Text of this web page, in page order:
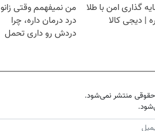
گذاری امن با طلا
| دیجی کالا
من نمیفهمم وقتی زانو
درد درمان داره، چرا
دردش رو داری تحمل
منتشر نمی‌شود.